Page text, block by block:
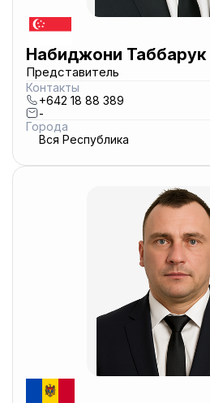
Набиджони Таббарук
Представитель
Контакты
+642 18 88 389
-
Города
Вся Республика